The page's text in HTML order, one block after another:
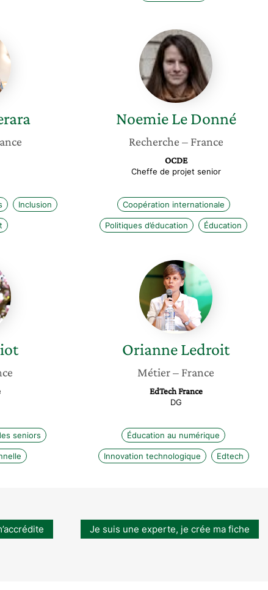
Inclusion
Noemie
Le
Donné
Noemie Le Donné
Recherche – France
OCDE
Cheffe de projet senior
Coopération internationale
Politiques d’éducation Éducation
seniors
Orianne
Ledroit
OrianneLedroit
Métier– France
EdTech France
DG
Éducation au numérique
Innovation technologique Edtech
Je suis une experte, je crée ma fiche